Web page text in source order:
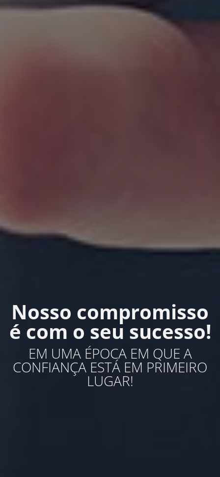
Nosso compromisso
é com o seu sucesso!
EM UMA ÉPOCA EM QUE A
CONFIANÇA ESTÁ EM PRIMEIRO
LUGAR!